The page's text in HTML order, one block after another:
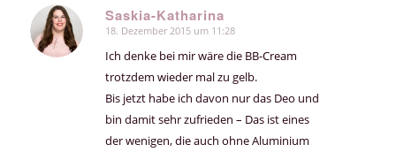
Saskia-Katharina
sagte:
18. Dezember 2015 um 11:28
Ich denke bei mir wäre die BB-Cream
trotzdem wieder mal zu gelb.
Bis jetzt habe ich davon nur das Deo und
bin damit sehr zufrieden – Das ist eines
der wenigen, die auch ohne Aluminium